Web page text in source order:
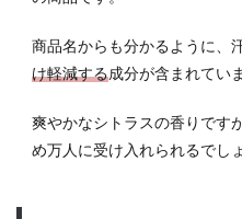
商品名からも分かるように、
け軽減する成分が含まれてい
爽やかなシトラスの香りです
め万人に受け入れられるでしょ